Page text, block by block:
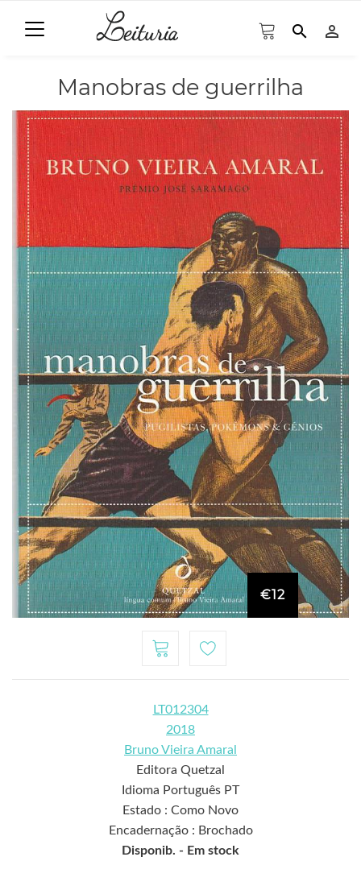
search person_outline
Manobras de guerrilha
€12
LT012304
2018
Bruno Vieira Amaral
Editora Quetzal
Idioma Português PT
Estado : Como Novo
Encadernação : Brochado
Disponib. - Em stock